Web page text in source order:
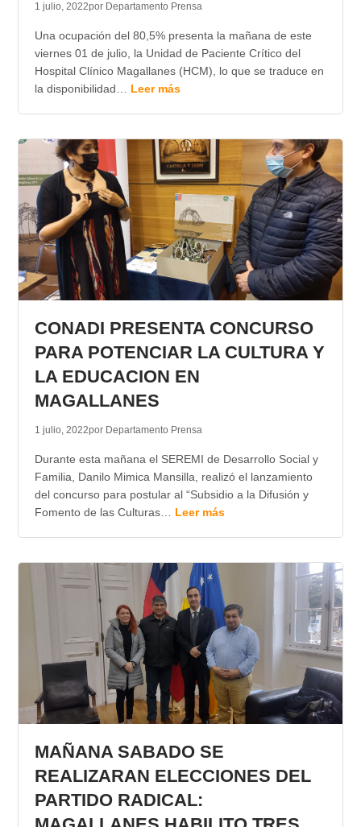
1 julio, 2022por Departamento Prensa
Una ocupación del 80,5% presenta la mañana de este
viernes 01 de julio, la Unidad de Paciente Crítico del
Hospital Clínico Magallanes (HCM), lo que se traduce en
la disponibilidad… Leer más
CONADI PRESENTA CONCURSO
PARA POTENCIAR LA CULTURA Y
LA EDUCACION EN
MAGALLANES
1 julio, 2022por Departamento Prensa
Durante esta mañana el SEREMI de Desarrollo Social y
Familia, Danilo Mimica Mansilla, realizó el lanzamiento
del concurso para postular al “Subsidio a la Difusión y
Fomento de las Culturas… Leer más
MAÑANA SABADO SE
REALIZARAN ELECCIONES DEL
PARTIDO RADICAL: